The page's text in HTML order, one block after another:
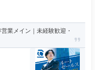
業メイン｜未経験歓迎・